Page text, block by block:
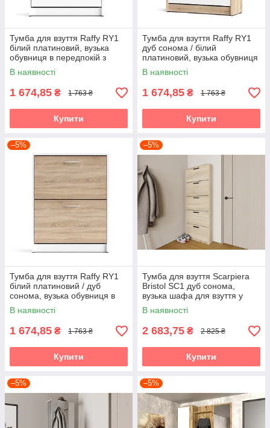
Тумба для взуття Raffy RY1
білий платиновий, вузька
обувниця в передпокій з
двома відкидними секціями
Accord
В наявності
1 674,85 ₴ 1 763 ₴
Купити
Тумба для взуття Raffy RY1
дуб сонома / білий
платиновий, вузька обувниця
в передпокій з двома
відкидними секціями Accord
В наявності
1 674,85 ₴ 1 763 ₴
Купити
–5%
Тумба для взуття Raffy RY1
білий платиновий / дуб
сонома, вузька обувниця в
передпокій з двома
відкидними секціями Accord
В наявності
1 674,85 ₴ 1 763 ₴
Купити
–5%
Тумба для взуття Scarpiera
Bristol SC1 дуб сонома,
вузька шафа для взуття у
передпокій Accord
В наявності
2 683,75 ₴ 2 825 ₴
Купити
–5% –5%